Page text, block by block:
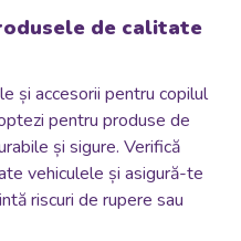
de calitate
și accesorii pentru copilul
pentru produse de
și sigure. Verifică
vehiculele și asigură-te
riscuri de rupere sau